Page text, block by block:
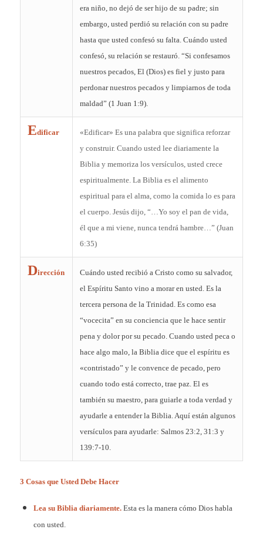
era niño, no dejó de ser hijo de su padre; sin
embargo, usted perdió su relación con su padre
hasta que usted confesó su falta. Cuándo usted
confesó, su relación se restauró. “Si confesamos
nuestros pecados, El (Dios) es fiel y justo para
perdonar nuestros pecados y limpiarnos de toda
maldad” (1 Juan 1:9).
Edificar
«Edificar» Es una palabra que significa reforzar
y construir. Cuando usted lee diariamente la
Biblia y memoriza los versículos, usted crece
espiritualmente. La Biblia es el alimento
espiritual para el alma, como la comida lo es para
el cuerpo. Jesús dijo, “…Yo soy el pan de vida,
él que a mi viene, nunca tendrá hambre…” (Juan
6:35)
Dirección
Cuándo usted recibió a Cristo como su salvador,
el Espíritu Santo vino a morar en usted. Es la
tercera persona de la Trinidad. Es como esa
“vocecita” en su conciencia que le hace sentir
pena y dolor por su pecado. Cuando usted peca o
hace algo malo, la Biblia dice que el espíritu es
«contristado” y le convence de pecado, pero
cuando todo está correcto, trae paz. El es
también su maestro, para guiarle a toda verdad y
ayudarle a entender la Biblia. Aquí están algunos
versículos para ayudarle: Salmos 23:2, 31:3 y
139:7-10.
3 Cosas que Usted Debe Hacer
Lea su Biblia diariamente. Esta es la manera cómo Dios habla
con usted.